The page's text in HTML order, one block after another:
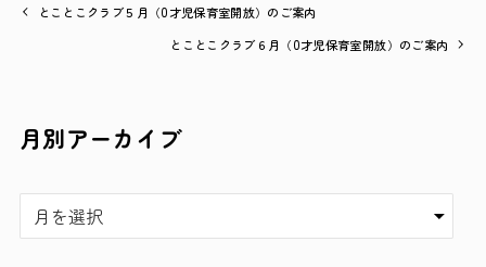
とことこクラブ５月（0才児保育室開放）のご案内
とことこクラブ６月（0才児保育室開放）のご案内
月別アーカイブ